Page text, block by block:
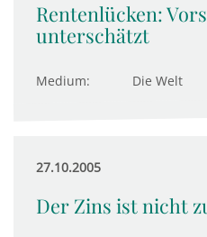
Rentenlücken:
unterschätzt
Medium: Die Welt
27.10.2005
Der Zins ist nicht